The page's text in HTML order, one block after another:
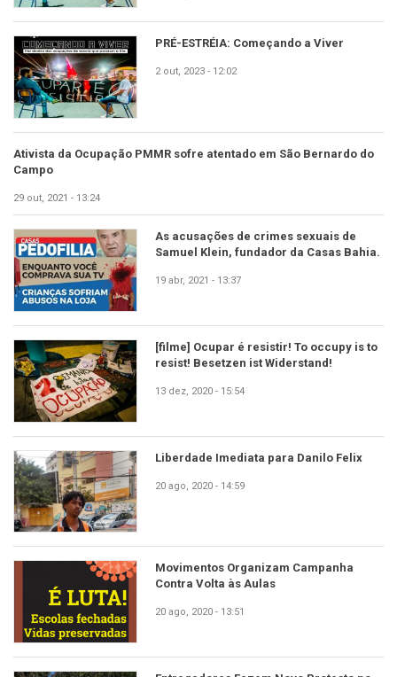
PRÉ-ESTRÉIA: Começando a Viver
2 out, 2023 - 12:02
Ativista da Ocupação PMMR sofre atentado em São Bernardo do
Campo
29 out, 2021 - 13:24
As acusações de crimes sexuais de
Samuel Klein, fundador da Casas Bahia.
19 abr, 2021 - 13:37
[filme] Ocupar é resistir! To occupy is to
resist! Besetzen ist Widerstand!
13 dez, 2020 - 15:54
Liberdade Imediata para Danilo Felix
20 ago, 2020 - 14:59
Movimentos Organizam Campanha
Contra Volta às Aulas
20 ago, 2020 - 13:51